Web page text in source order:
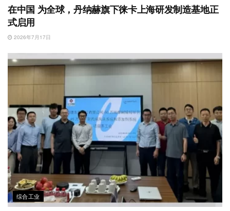
在中国 为全球，丹纳赫旗下徕卡上海研发制造基地正
式启用
2026年7月17日
综合工业